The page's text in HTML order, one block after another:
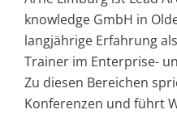
knowledge GmbH in
langjährige Erfahrung
Trainer im Enterprise-
Zu diesen Bereichen
Konferenzen und führt